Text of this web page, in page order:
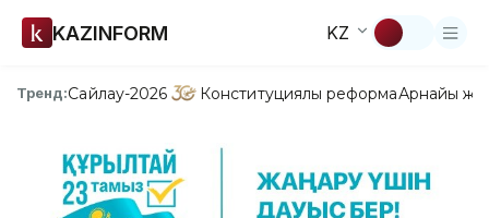
KAZINFORM KZ
Тренд:Сайлау-2026 Конституциялық реформаАрнайы